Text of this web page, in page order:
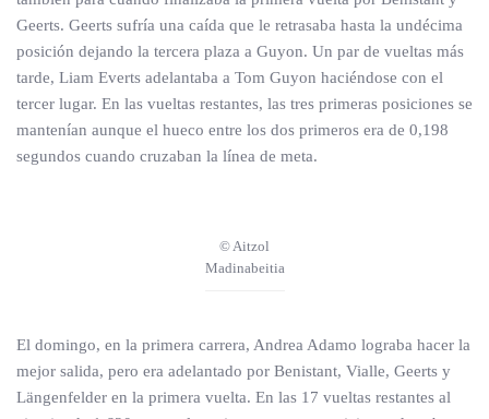
Geerts. Geerts sufría una caída que le retrasaba hasta la undécima
posición dejando la tercera plaza a Guyon. Un par de vueltas más
tarde, Liam Everts adelantaba a Tom Guyon haciéndose con el
tercer lugar. En las vueltas restantes, las tres primeras posiciones se
mantenían aunque el hueco entre los dos primeros era de 0,198
segundos cuando cruzaban la línea de meta.
© Aitzol
Madinabeitia
El domingo, en la primera carrera, Andrea Adamo lograba hacer la
mejor salida, pero era adelantado por Benistant, Vialle, Geerts y
Längenfelder en la primera vuelta. En las 17 vueltas restantes al